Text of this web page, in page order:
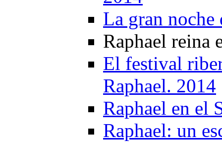
La gran noche
Raphael reina
El festival
Raphael. 2014
Raphael en el
Raphael: un